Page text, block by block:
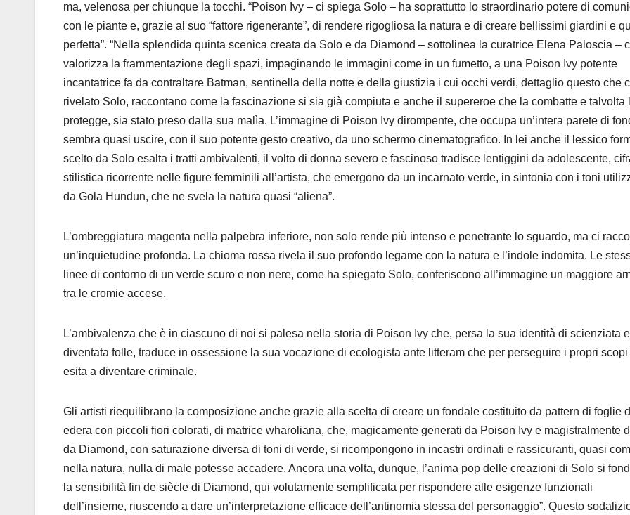
ma, velenosa per chiunque la tocchi. “Poison Ivy – ci spiega Solo – ha soprattutto lo straordinario potere di
con le piante e, grazie al suo “fattore rigenerante”, di rendere rigogliosa la natura e di creare bellissimi giardini e
perfetta”. “Nella splendida quinta scenica creata da Solo e da Diamond – sottolinea la curatrice Elena Paloscia –
valorizza la frammentazione degli spazi, impaginando le immagini come in un fumetto, a una Poison Ivy potente
incantatrice fa da contraltare Batman, sentinella della notte e della giustizia i cui occhi verdi, dettaglio questo che
rivelato Solo, raccontano come la fascinazione si sia già compiuta e anche il supereroe che la combatte e talvolta
protegge, sia stato preso dalla sua malìa. L’immagine di Poison Ivy dirompente, che occupa un’intera parete di
sembra quasi uscire, con il suo potente gesto creativo, da uno schermo cinematografico. In lei anche il lessico
scelto da Solo esalta i tratti ambivalenti, il volto di donna severo e fascinoso tradisce lentiggini da adolescente,
stilistica ricorrente nelle figure femminili all’artista, che emergono da un incarnato verde, in sintonia con i toni
da Gola Hundun, che ne svela la natura quasi “aliena”.
L’ombreggiatura magenta nella palpebra inferiore, non solo rende più intenso e penetrante lo sguardo, ma ci
un’inquietudine profonda. La chioma rossa rivela il suo profondo legame con la natura e l’indole indomita. Le
linee di contorno di un verde scuro e non nere, come ha spiegato Solo, conferiscono all’immagine un maggiore
tra le cromie accese.
L’ambivalenza che è in ciascuno di noi si palesa nella storia di Poison Ivy che, persa la sua identità di scienziata e
diventata folle, traduce in ossessione la sua vocazione di ecologista ante litteram che per perseguire i propri scopi
esita a diventare criminale.
Gli artisti riequilibrano la composizione anche grazie alla scelta di creare un fondale costituito da pattern di foglie
edera con piccoli fiori colorati, di matrice wharoliana, che, magicamente generati da Poison Ivy e magistralmente
da Diamond, con saturazione diversa di toni di verde, si ricompongono in incastri ordinati e rassicuranti, quasi
nella natura, nulla di male potesse accadere. Ancora una volta, dunque, l’anima pop delle creazioni di Solo si
la sensibilità fin de siècle di Diamond, qui volutamente semplificata per rispondere alle esigenze funzionali
dell’insieme, riuscendo a dare un’interpretazione efficace dell’antinomia stessa del personaggio”. Questo